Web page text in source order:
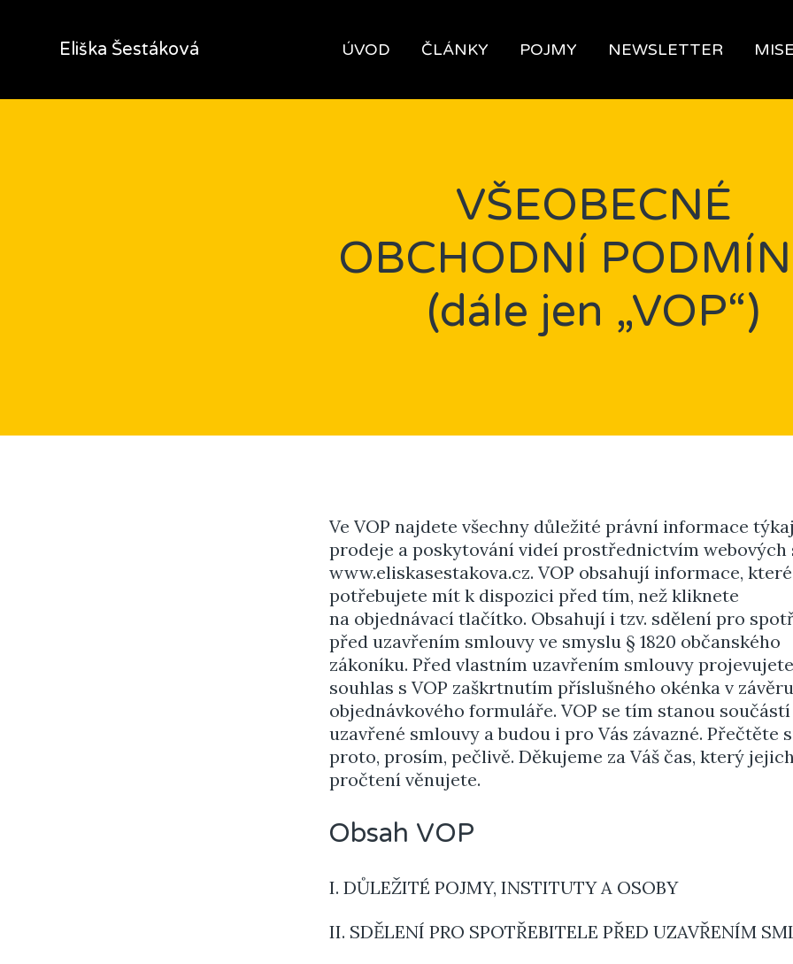
Eliška Šestáková ÚVOD ČLÁNKY POJMY NEWSLETTER MISE
VŠEOBECNÉ
OBCHODNÍ
(dále jen „VOP“)
Ve VOP najdete všechny důležité právní informace
prodeje a poskytování videí prostřednictvím webových
www.eliskasestakova.cz. VOP obsahují informace, které
potřebujete mít k dispozici před tím, než kliknete
na objednávací tlačítko. Obsahují i tzv. sdělení pro
před uzavřením smlouvy ve smyslu § 1820 občanského
zákoníku. Před vlastním uzavřením smlouvy
souhlas s VOP zaškrtnutím příslušného okénka v závěru
objednávkového formuláře. VOP se tím stanou součástí
uzavřené smlouvy a budou i pro Vás závazné. Přečtěte
proto, prosím, pečlivě. Děkujeme za Váš čas, který
pročtení věnujete.
Obsah VOP
I. DŮLEŽITÉ POJMY, INSTITUTY A OSOBY
II. SDĚLENÍ PRO SPOTŘEBITELE PŘED UZAVŘENÍM